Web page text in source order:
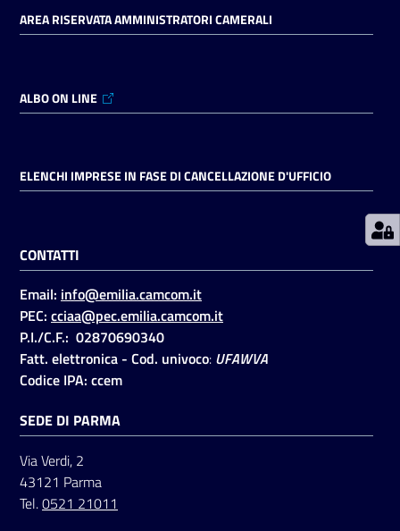
in
digitale
on line
Accedi
Registrati
AREA RISERVATA AMMINISTRATORI CAMERALI
ALBO ON LINE
ELENCHI IMPRESE IN FASE DI CANCELLAZIONE D'UFFICIO
CONTATTI
Email: info@emilia.camcom.it
PEC: cciaa@pec.emilia.camcom.it
P.I./C.F.: 02870690340
Fatt. elettronica - Cod. univoco: UFAWVA
Codice IPA: ccem
SEDE DI PARMA
Via Verdi, 2
43121 Parma
Tel.0521 21011